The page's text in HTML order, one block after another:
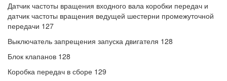
Датчик частоты вращения входного вала коробки передач и
датчик частоты вращения ведущей шестерни промежуточной
передачи 127
Выключатель запрещения запуска двигателя 128
Блок клапанов 128
Коробка передач в сборе 129